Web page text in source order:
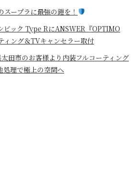
スープラに最強の鎧を！
ビック Type RにANSWER『OPTIMO
ィング＆TVキャンセラー取付
太田市のお客様より内装フルコーティング
処理で極上の空間へ